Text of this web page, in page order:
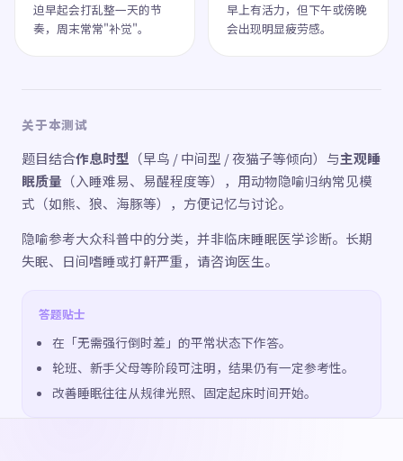
迫早起会打乱整一天的节
奏，周末常常"补觉"。
早上有活力，但下午或傍晚
会出现明显疲劳感。
关于本测试
题目结合作息时型 （早鸟 / 中间型 / 夜猫子等倾向）与主观睡
眠质量 （入睡难易、易醒程度等），用动物隐喻归纳常见模
式（如熊、狼、海豚等），方便记忆与讨论。
隐喻参考大众科普中的分类，并非临床睡眠医学诊断。长期
失眠、日间嗜睡或打鼾严重，请咨询医生。
答题贴士
在「无需强行倒时差」的平常状态下作答。
轮班、新手父母等阶段可注明，结果仍有一定参考性。
改善睡眠往往从规律光照、固定起床时间开始。